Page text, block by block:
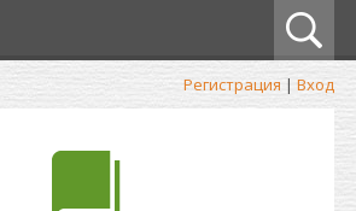
Регистрация | Вход